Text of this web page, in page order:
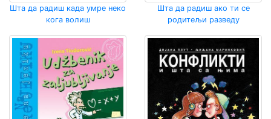
Шта да радиш када умре неко
кога волиш
Шта да радиш ако ти се
родитељи разведу